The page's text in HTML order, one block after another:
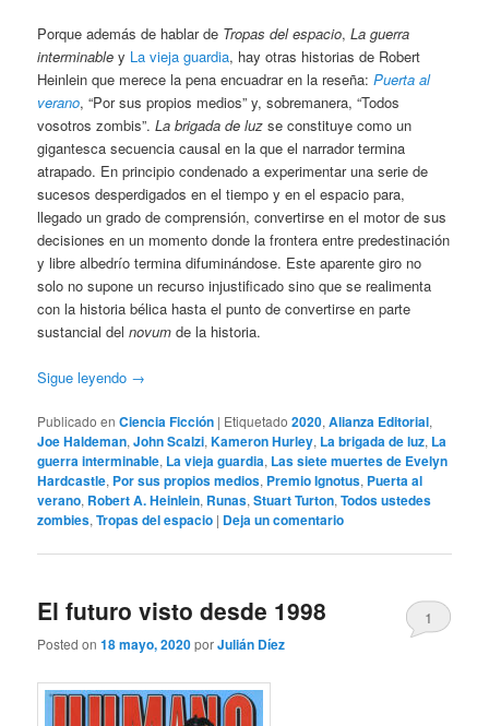
Porque además de hablar de Tropas del espacio,La guerra
interminable y La vieja guardia, hay otras historias de Robert
Heinlein que merece la pena encuadrar en la reseña:Puerta al
verano, “Por sus propios medios” y, sobremanera, “Todos
vosotros zombis”.La brigada de luz se constituye como un
gigantesca secuencia causal en la que el narrador termina
atrapado. En principio condenado a experimentar una serie de
sucesos desperdigados en el tiempo y en el espacio para,
llegado un grado de comprensión, convertirse en el motor de sus
decisiones en un momento donde la frontera entre predestinación
y libre albedrío termina difuminándose. Este aparente giro no
solo no supone un recurso injustificado sino que se realimenta
con la historia bélica hasta el punto de convertirse en parte
sustancial delnovum de la historia.
Sigue leyendo →
Publicado en Ciencia Ficción | Etiquetado 2020,Alianza Editorial,
Joe Haldeman,John Scalzi,Kameron Hurley, La brigada de luz, La
guerra interminable, La vieja guardia, Las siete muertes de Evelyn
Hardcastle, Por sus propios medios, Premio Ignotus, Puerta al
verano, Robert A. Heinlein, Runas,Stuart Turton,Todos ustedes
zombies,Tropas del espacio | Deja un comentario
El futuro visto desde 1998
Posted on18 mayo, 2020porJulián Díez
1